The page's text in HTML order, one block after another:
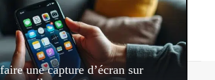
une capture d’écran sur